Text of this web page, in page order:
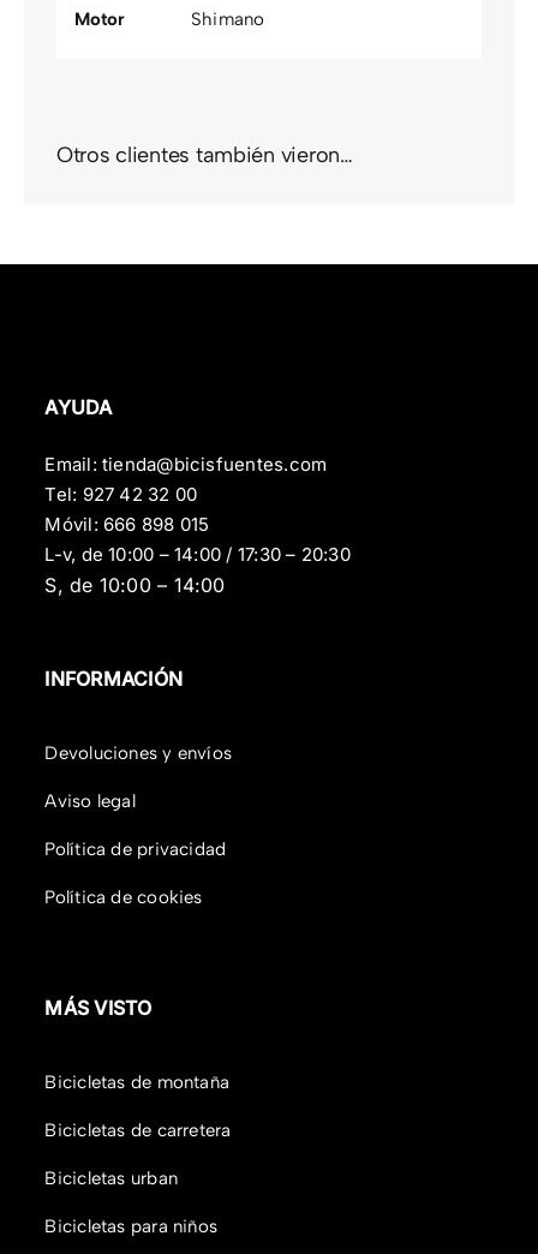
Motor
Shimano
Otros clientes también vieron…
AYUDA
Email:tienda@bicisfuentes.com
Tel: 927 42 32 00
Móvil: 666 898 015
L-v, de 10:00 – 14:00 / 17:30 – 20:30
S, de 10:00 – 14:00
INFORMACIÓN
Devoluciones y envíos
Aviso legal
Política de privacidad
Política de cookies
MÁS VISTO
Bicicletas de montaña
Bicicletas de carretera
Bicicletas urban
Bicicletas para niños